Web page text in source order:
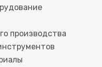
производства